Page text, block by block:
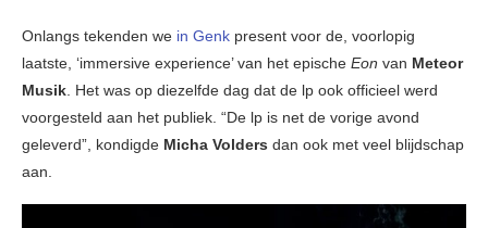
Onlangs tekenden we in Genk present voor de, voorlopig
laatste, ‘immersive experience’ van het epische Eon van Meteor
Musik. Het was op diezelfde dag dat de lp ook officieel werd
voorgesteld aan het publiek. “De lp is net de vorige avond
geleverd”, kondigde Micha Volders dan ook met veel blijdschap
aan.